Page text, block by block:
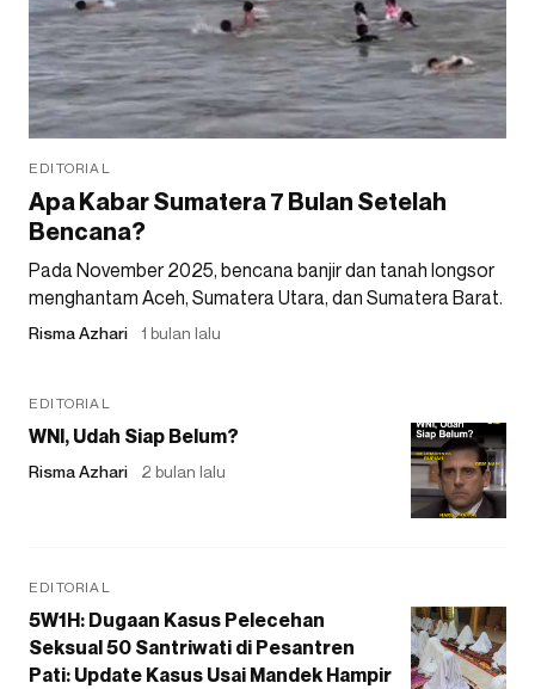
EDITORIAL
Apa Kabar Sumatera 7 Bulan Setelah
Bencana?
Pada November 2025, bencana banjir dan tanah longsor
menghantam Aceh, Sumatera Utara, dan Sumatera Barat.
Risma Azhari 1 bulan lalu
EDITORIAL
WNI, Udah Siap Belum?
Risma Azhari 2 bulan lalu
EDITORIAL
5W1H: Dugaan Kasus Pelecehan
Seksual 50 Santriwati di Pesantren
Pati: Update Kasus Usai Mandek Hampir